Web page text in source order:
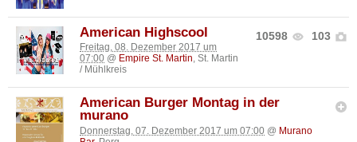
10598 103
American Highscool
Freitag, 08. Dezember 2017 um
07:00 @ Empire St. Martin, St. Martin
/ Mühlkreis
American Burger Montag in der
murano
Donnerstag, 07. Dezember 2017 um 07:00 @ Murano